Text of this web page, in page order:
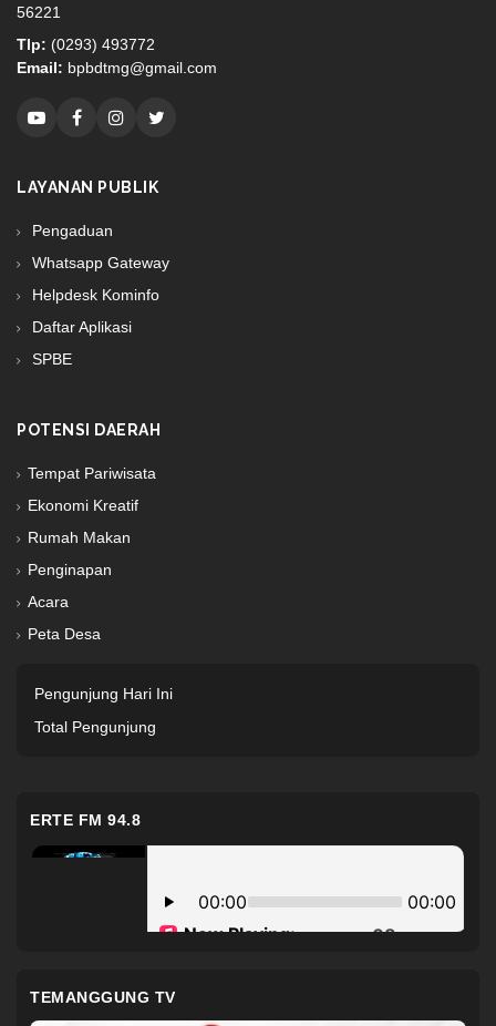
56221
Tlp: (0293) 493772
Email: bpbdtmg@gmail.com
LAYANAN PUBLIK
Pengaduan
Whatsapp Gateway
Helpdesk Kominfo
Daftar Aplikasi
SPBE
POTENSI DAERAH
Tempat Pariwisata
Ekonomi Kreatif
Rumah Makan
Penginapan
Acara
Peta Desa
Pengunjung Hari Ini
Total Pengunjung
ERTE FM 94.8
TEMANGGUNG TV